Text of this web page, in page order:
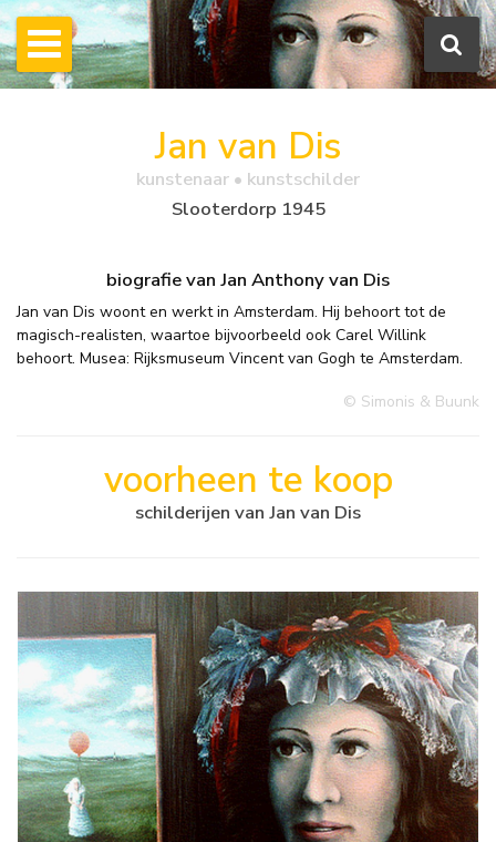
Jan van Dis
kunstenaar • kunstschilder
Slooterdorp 1945
biografie van Jan Anthony van Dis
Jan van Dis woont en werkt in Amsterdam. Hij behoort tot de
magisch-realisten, waartoe bijvoorbeeld ook Carel Willink
behoort. Musea: Rijksmuseum Vincent van Gogh te Amsterdam.
© Simonis & Buunk
voorheen te koop
schilderijen van Jan van Dis